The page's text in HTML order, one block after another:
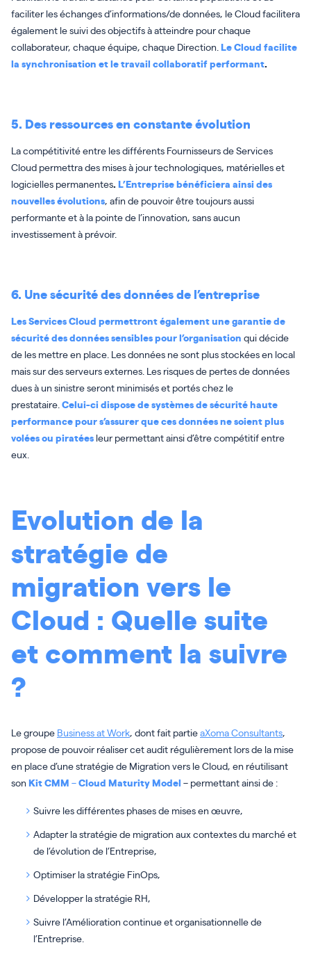
faciliter les échanges d’informations/de données, le Cloud facilitera
également le suivi des objectifs à atteindre pour chaque
collaborateur, chaque équipe, chaque Direction. Le Cloud facilite
la synchronisation et le travail collaboratif performant.
5. Des ressources en constante évolution
La compétitivité entre les différents Fournisseurs de Services
Cloud permettra des mises à jour technologiques, matérielles et
logicielles permanentes. L’Entreprise bénéficiera ainsi des
nouvelles évolutions, afin de pouvoir être toujours aussi
performante et à la pointe de l’innovation, sans aucun
investissement à prévoir.
6. Une sécurité des données de l’entreprise
Les Services Cloud permettront également une garantie de
sécurité des données sensibles pour l’organisation qui décide
de les mettre en place. Les données ne sont plus stockées en local
mais sur des serveurs externes. Les risques de pertes de données
dues à un sinistre seront minimisés et portés chez le
prestataire. Celui-ci dispose de systèmes de sécurité haute
performance pour s’assurer que ces données ne soient plus
volées ou piratées leur permettant ainsi d’être compétitif entre
eux.
Evolution de la
stratégie de
migration vers le
Cloud : Quelle suite
et comment la suivre
?
Le groupe Business at Work, dont fait partieaXoma Consultants,
propose de pouvoir réaliser cet audit régulièrement lors de la mise
en place d’une stratégie de Migration vers le Cloud, en réutilisant
son Kit CMM –Cloud Maturity Model – permettant ainsi de :
Suivre les différentes phases de mises en œuvre,
Adapter la stratégie de migration aux contextes du marché et
de l’évolution de l’Entreprise,
Optimiser la stratégie FinOps,
Développer la stratégie RH,
Suivre l’Amélioration continue et organisationnelle de
l’Entreprise.